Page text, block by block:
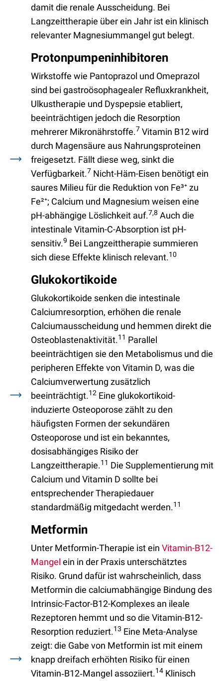
damit die renale Ausscheidung. Bei
Langzeittherapie über ein Jahr ist ein klinisch
relevanter Magnesiummangel gut belegt.
Protonpumpeninhibitoren
Wirkstoffe wie Pantoprazol und Omeprazol
sind bei gastroösophagealer Refluxkrankheit,
Ulkustherapie und Dyspepsie etabliert,
beeinträchtigen jedoch die Resorption
mehrerer Mikronährstoffe.7 Vitamin B12 wird
durch Magensäure aus Nahrungsproteinen
freigesetzt. Fällt diese weg, sinkt die
Verfügbarkeit.7 Nicht-Häm-Eisen benötigt ein
saures Milieu für die Reduktion von Fe³⁺ zu
Fe²⁺; Calcium und Magnesium weisen eine
pH-abhängige Löslichkeit auf.7,8 Auch die
intestinale Vitamin-C-Absorption ist pH-
sensitiv.9 Bei Langzeittherapie summieren
sich diese Effekte klinisch relevant.10
Glukokortikoide
Glukokortikoide senken die intestinale
Calciumresorption, erhöhen die renale
Calciumausscheidung und hemmen direkt die
Osteoblastenaktivität.11 Parallel
beeinträchtigen sie den Metabolismus und die
peripheren Effekte von Vitamin D, was die
Calciumverwertung zusätzlich
beeinträchtigt.12 Eine glukokortikoid-
induzierte Osteoporose zählt zu den
häufigsten Formen der sekundären
Osteoporose und ist ein bekanntes,
dosisabhängiges Risiko der
Langzeittherapie.11 Die Supplementierung mit
Calcium und Vitamin D sollte bei
entsprechender Therapiedauer
standardmäßig mitgedacht werden.11
Metformin
Unter Metformin-Therapie ist ein Vitamin-B12-
Mangel ein in der Praxis unterschätztes
Risiko. Grund dafür ist wahrscheinlich, dass
Metformin die calciumabhängige Bindung des
Intrinsic-Factor-B12-Komplexes an ileale
Rezeptoren hemmt und so die Vitamin-B12-
Resorption reduziert.13 Eine Meta-Analyse
zeigt: die Gabe von Metformin ist mit einem
knapp dreifach erhöhten Risiko für einen
Vitamin‑B12‑Mangel assoziiert.14 Klinisch